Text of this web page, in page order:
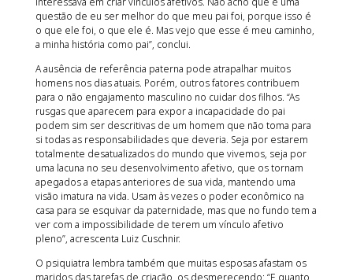
questão de eu ser melhor do que meu pai foi, porque isso é
o que ele foi, o que ele é. Mas vejo que esse é meu caminho,
a minha história como pai”, conclui.
A ausência de referência paterna pode atrapalhar muitos
homens nos dias atuais. Porém, outros fatores contribuem
para o não engajamento masculino no cuidar dos filhos. “As
rusgas que aparecem para expor a incapacidade do pai
podem sim ser descritivas de um homem que não toma para
si todas as responsabilidades que deveria. Seja por estarem
totalmente desatualizados do mundo que vivemos, seja por
uma lacuna no seu desenvolvimento afetivo, que os tornam
apegados a etapas anteriores de sua vida, mantendo uma
visão imatura na vida. Usam às vezes o poder econômico na
casa para se esquivar da paternidade, mas que no fundo tem a
ver com a impossibilidade de terem um vínculo afetivo
pleno”, acrescenta Luiz Cuschnir.
O psiquiatra lembra também que muitas esposas afastam os
maridos das tarefas de criação, os desmerecendo: “E quanto